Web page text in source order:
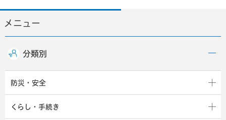
メニュー
分類別
防災・安全
くらし・手続き